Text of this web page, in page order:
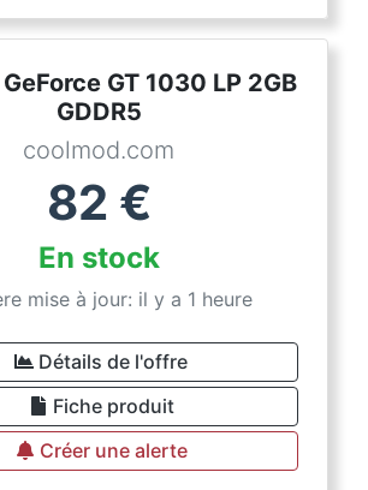
GT 1030 LP 2GB
GDDR5
coolmod.com
82 €
En stock
mise à jour: il y a 1 heure
Détails de l'offre
Fiche produit
Créer une alerte